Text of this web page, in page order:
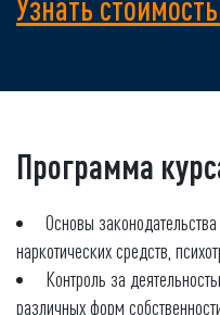
Программа
Основы
наркотических средств,
Контроль за
различных форм